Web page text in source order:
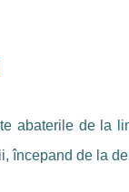
abaterile de la
începand de la